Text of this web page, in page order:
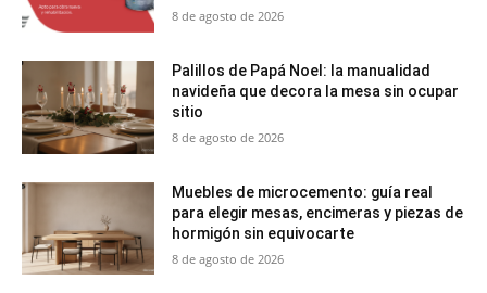
8 de agosto de 2026
Palillos de Papá Noel: la manualidad
navideña que decora la mesa sin ocupar
sitio
8 de agosto de 2026
Muebles de microcemento: guía real
para elegir mesas, encimeras y piezas de
hormigón sin equivocarte
8 de agosto de 2026